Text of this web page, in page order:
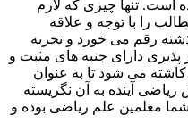
است. تنها چیزی که لازم
را با توجه و علاقه
رقم می خورد و تجربه
پذیری دارای جنبه های مثبت و
می شود تا به عنوان
ریاضی آینده به آن نگریسته
معلمین علم ریاضی بوده و